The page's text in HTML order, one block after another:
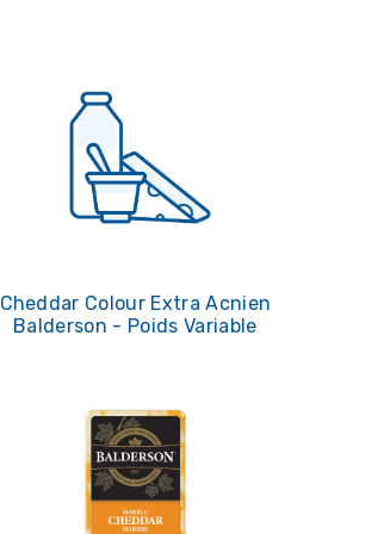
Cheddar Colour Extra Acnien
Balderson - Poids Variable